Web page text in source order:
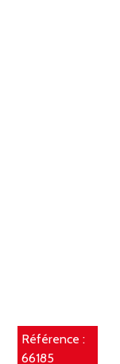
Référence :
66185